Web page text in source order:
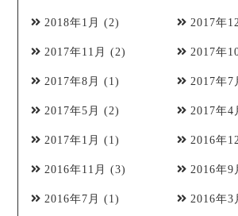
2018年1月 (2) 2017年
2017年11月 (2) 2017年
2017年8月 (1) 2017年7
2017年5月 (2) 2017年4
2017年1月 (1) 2016年
2016年11月 (3) 2016年9
2016年7月 (1) 2016年3